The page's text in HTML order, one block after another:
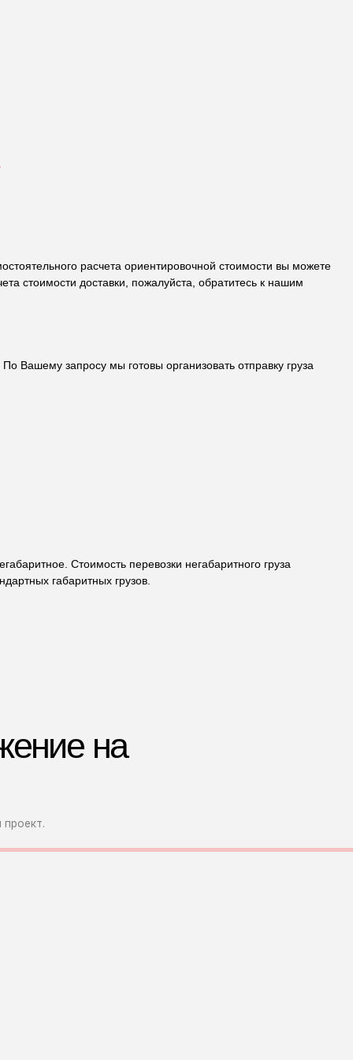
расчета ориентировочной стоимости вы можете
стоимости доставки, пожалуйста, обратитесь к нашим
Вашему запросу мы готовы организовать отправку груза
Стоимость перевозки негабаритного груза
габаритных грузов.